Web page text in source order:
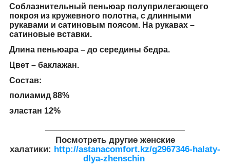
Соблазнительный пеньюар полуприлегающего
покроя из кружевного полотна, с длинными
рукавами и сатиновым поясом. На рукавах –
сатиновые вставки.
Длина пеньюара – до середины бедра.
Цвет – баклажан.
Состав:
полиамид 88%
эластан 12%
Посмотреть другие женские
халатики: http://astanacomfort.kz/g2967346-halaty-
dlya-zhenschin